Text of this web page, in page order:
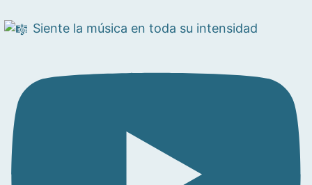
Siente la música en toda su intensidad